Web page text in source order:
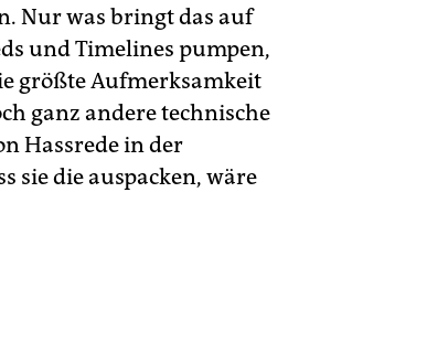
Nur was bringt das auf
und Timelines pumpen,
größte Aufmerksamkeit
ganz andere technische
Hassrede in der
sie die auspacken, wäre